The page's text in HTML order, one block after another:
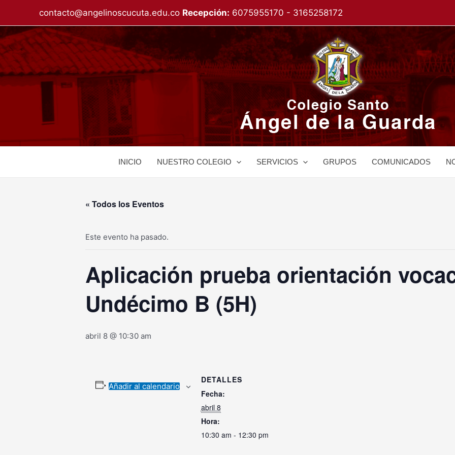
contenido
contacto@angelinoscucuta.edu.co Recepción: 6075955170 - 3165258172
INICIO NUESTRO COLEGIO SERVICIOS GRUPOS COMUNICADOS
« Todos los Eventos
Este evento ha pasado.
Aplicación prueba orientación
Undécimo B (5H)
abril 8 @ 10:30 am
Añadir al calendario
DETALLES
Fecha:
abril 8
Hora:
10:30 am - 12:30 pm